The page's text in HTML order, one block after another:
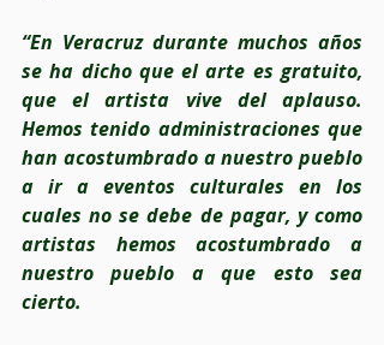
“En Veracruz durante muchos años
se ha dicho que el arte es gratuito,
que el artista vive del aplauso.
Hemos tenido administraciones que
han acostumbrado a nuestro pueblo
a ir a eventos culturales en los
cuales no se debe de pagar, y como
artistas hemos acostumbrado a
nuestro pueblo a que esto sea
cierto.